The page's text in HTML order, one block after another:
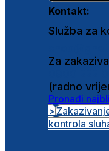
Kontakt:
Služba za
Za
(radno
Pronađi
>
kontrola